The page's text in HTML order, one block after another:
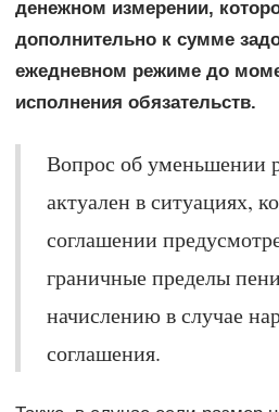
денежном измерении,
дополнительно к сумме
ежедневном режиме до
исполнения обязательств.
Вопрос об уменьшении
актуален в ситуациях,
соглашении
граничные пределы
начислению в случае
соглашения.